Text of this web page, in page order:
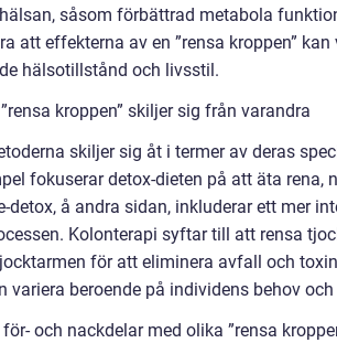
såsom förbättrad metabola
att effekterna av en ”rensa kroppen”
hälsotillstånd och livsstil.
kroppen” skiljer sig från varandra
skiljer sig åt i termer av deras
fokuserar detox-dieten på att äta rena,
detox, å andra sidan, inkluderar ett mer
Kolonterapi syftar till att rensa
för att eliminera avfall och
beroende på individens behov och
och nackdelar med olika ”rensa